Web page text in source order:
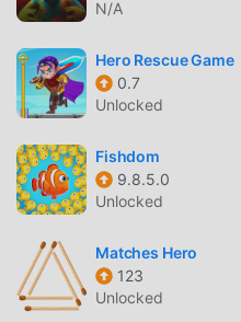
commissione ai giocatori ed
puoi scaricare e installare 퍼
Cosa aspetti, scarica
GAMEPLAY UNICO
퍼즐앤드래곤 Essendo un
gameplay unico lo ha
puzzle, in 퍼즐앤드래곤 ,
principianti, così puoi
goderti la gioia offerta dai
N/A
Hero Rescue Game
0.7
Unlocked
Fishdom
9.8.5.0
Unlocked
Matches Hero
123
Unlocked